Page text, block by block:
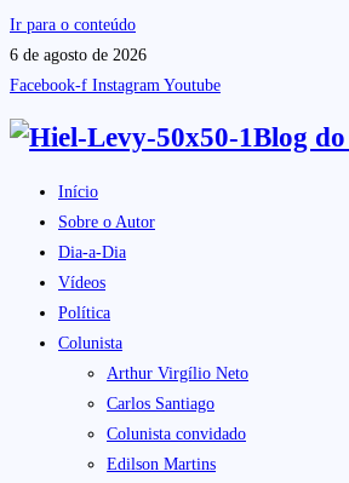
Ir para o conteúdo
6 de agosto de 2026
Facebook-f Instagram Youtube
Blog do
Início
Sobre o Autor
Dia-a-Dia
Vídeos
Política
Colunista
Arthur Virgílio Neto
Carlos Santiago
Colunista convidado
Edilson Martins